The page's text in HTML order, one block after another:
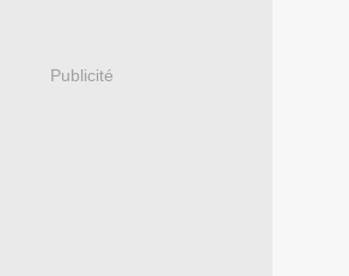
Publicité